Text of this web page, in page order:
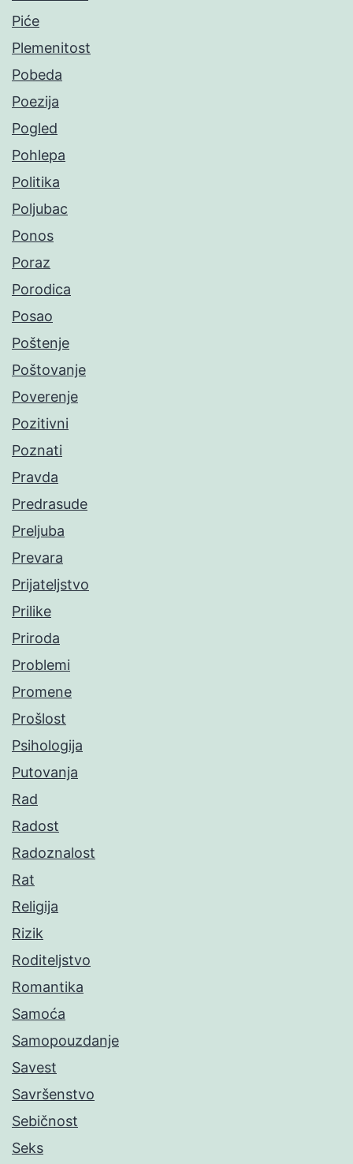
Piće
Plemenitost
Pobeda
Poezija
Pogled
Pohlepa
Politika
Poljubac
Ponos
Poraz
Porodica
Posao
Poštenje
Poštovanje
Poverenje
Pozitivni
Poznati
Pravda
Predrasude
Preljuba
Prevara
Prijateljstvo
Prilike
Priroda
Problemi
Promene
Prošlost
Psihologija
Putovanja
Rad
Radost
Radoznalost
Rat
Religija
Rizik
Roditeljstvo
Romantika
Samoća
Samopouzdanje
Savest
Savršenstvo
Sebičnost
Seks